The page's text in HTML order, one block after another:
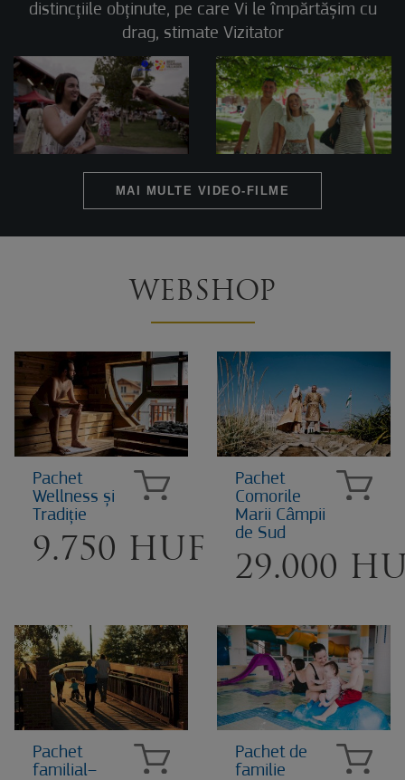
distincțiile obținute, pe care Vi le împărtășim cu
drag, stimate Vizitator
MAI MULTE VIDEO-FILME
WEBSHOP
Pachet
Wellness și
Tradiție
9.750 HUF
Pachet
Comorile
Marii Câmpii
de Sud
29.000
Pachet
familial–
Pachet de
familie